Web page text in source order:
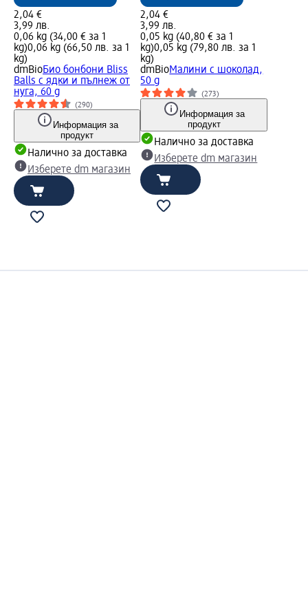
2,04 €
3,99 лв.
0,06 kg (34,00 € за 1
kg)0,06 kg (66,50 лв. за 1
kg)
dmBioБио бонбони Bliss
Balls с ядки и пълнеж от
нуга, 60 g
(290)
Информация за
продукт
Налично за доставка
Изберете dm магазин
2,04 €
3,99 лв.
0,05 kg (40,80 € за 1
kg)0,05 kg (79,80 лв. за 1
kg)
dmBioМалини с шоколад,
50 g
(273)
Информация за
продукт
Налично за доставка
Изберете dm магазин